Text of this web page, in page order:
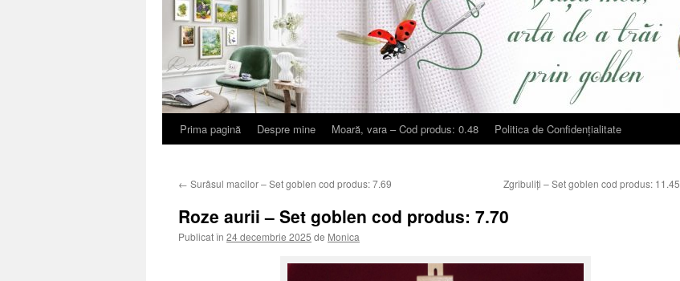
Sari
conținut
Prima pagină Despre mine Moară, vara – Cod produs: 0.48 Politica de Confidențialitate
← Surâsul macilor – Set goblen cod produs: 7.69 Zgribuliți – Set goblen cod produs: 11.45
Roze aurii – Set goblen cod produs: 7.70
Publicat în 24 decembrie 2025 de Monica